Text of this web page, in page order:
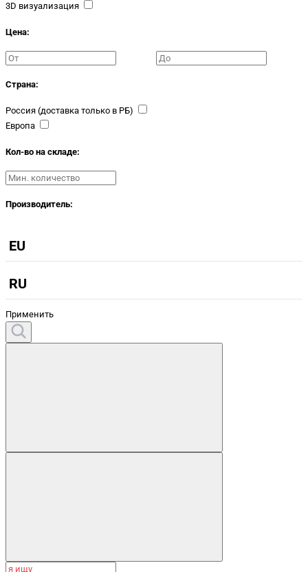
3D визуализация
Цена:
Страна:
Россия (доставка только в РБ)
Европа
Кол-во на складе:
Производитель:
EU
RU
Применить